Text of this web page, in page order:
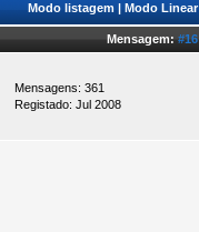
Modo listagem | Modo Linear
Mensagem:#16
Mensagens: 361
Registado: Jul 2008